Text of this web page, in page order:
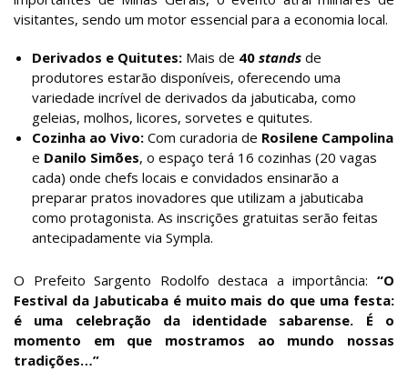
visitantes, sendo um motor essencial para a economia local.
Derivados e Quitutes: Mais de 40 stands de
produtores estarão disponíveis, oferecendo uma
variedade incrível de derivados da jabuticaba, como
geleias, molhos, licores, sorvetes e quitutes.
Cozinha ao Vivo: Com curadoria de Rosilene Campolina
e Danilo Simões, o espaço terá 16 cozinhas (20 vagas
cada) onde chefs locais e convidados ensinarão a
preparar pratos inovadores que utilizam a jabuticaba
como protagonista. As inscrições gratuitas serão feitas
antecipadamente via Sympla.
O Prefeito Sargento Rodolfo destaca a importância: “O
Festival da Jabuticaba é muito mais do que uma festa:
é uma celebração da identidade sabarense. É o
momento em que mostramos ao mundo nossas
tradições…”